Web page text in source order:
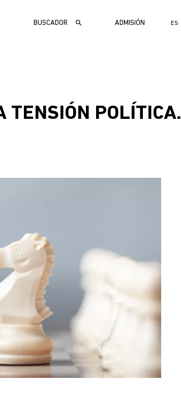
Buscar
MENÚ
ADMISIÓN ES
TENSIÓN POLÍTICA.